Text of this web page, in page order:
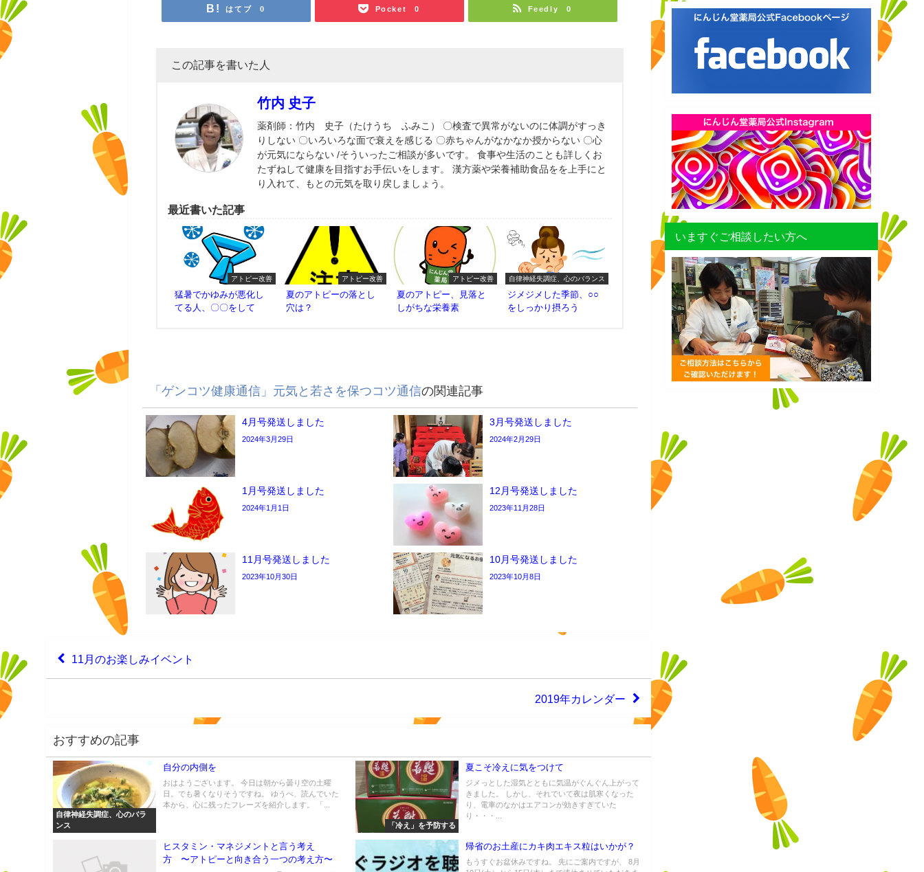
はてブ 0 Pocket 0 Feedly 0
この記事を書いた人
竹内 史子
薬剤師：竹内 史子（たけうち ふみこ） 〇検査で異常がないのに体調がすっき
りしない 〇いろいろな面で衰えを感じる 〇赤ちゃんがなかなか授からない 〇心
が元気にならない /そういったご相談が多いです。 食事や生活のことも詳しくお
たずねして健康を目指すお手伝いをします。 漢方薬や栄養補助食品をを上手にと
り入れて、もとの元気を取り戻しましょう。
最近書いた記事
アトピー改善
猛暑でかゆみが悪化し
てる人、〇〇をして
アトピー改善
夏のアトピーの落とし
穴は？
アトピー改善
夏のアトピー、見落と
しがちな栄養素
自律神経失調症、心のバランス
ジメジメした季節、○○
をしっかり摂ろう
「ゲンコツ健康通信」元気と若さを保つコツ通信の関連記事
4月号発送しました
2024年3月29日
3月号発送しました
2024年2月29日
1月号発送しました
2024年1月1日
12月号発送しました
2023年11月28日
11月号発送しました
2023年10月30日
10月号発送しました
2023年10月8日
11月のお楽しみイベント
2019年カレンダー
おすすめの記事
自律神経失調症、心のバラ
ンス
自分の内側を
おはようございます。 今日は朝から曇り空の土曜
日。でも暑くなりそうですね。 ゆうべ、読んでいた
本から、心に残ったフレーズを紹介します。 「...
「冷え」を予防する
夏こそ冷えに気をつけて
ジメっとした湿気とともに気温がぐんぐん上がって
きました。 しかし、それでいて夜は肌寒くなった
り、電車のなかはエアコンが効きすぎていた
り・・・...
ヒスタミン・マネジメントと言う考え
方 〜アトピーと向き合う一つの考え方〜
帰省のお土産にカキ肉エキス粒はいかが？
もうすぐお盆休みですね。 先にご案内ですが、 8月
いますぐご相談したい方へ